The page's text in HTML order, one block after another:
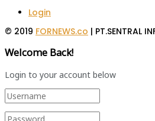
Login
© 2019 FORNEWS.co | PT.SENTRAL
Welcome Back!
Login to your account below